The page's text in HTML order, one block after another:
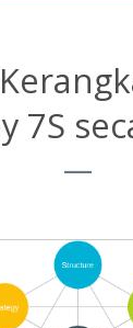
7S